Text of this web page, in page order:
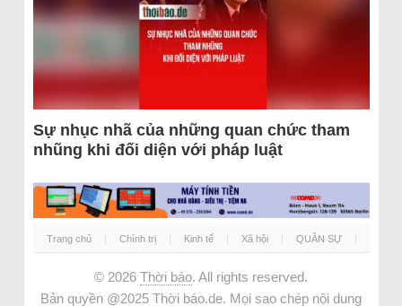
Sự nhục nhã của những quan chức tham
nhũng khi đối diện với pháp luật
Trang chủ Chính trị Kinh tế Xã hội QUÂN SỰ
© 2026 Thời báo. All rights reserved.
Bản quyền @2025 Thời báo.de. Mọi sao chép nội dung